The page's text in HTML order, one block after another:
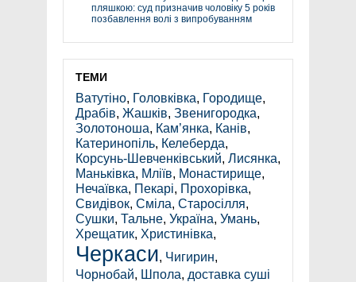
пляшкою: суд призначив чоловіку 5 років
позбавлення волі з випробуванням
ТЕМИ
Ватутіно, Головківка, Городище,
Драбів, Жашків, Звенигородка,
Золотоноша, Кам’янка, Канів,
Катеринопіль, Келеберда,
Корсунь-Шевченківський, Лисянка,
Маньківка, Мліїв, Монастирище,
Нечаївка, Пекарі, Прохорівка,
Свидівок, Сміла, Старосілля,
Сушки, Тальне, Україна, Умань,
Хрещатик, Христинівка,
Черкаси, Чигирин,
Чорнобай, Шпола, доставка суші